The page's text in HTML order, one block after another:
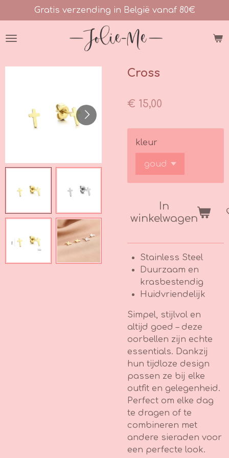
direct
naar
Gratis verzending in België vanaf 80€
Cross
€ 15,00
kleur
In
winkelwagen
Stainless Steel
Duurzaam en
krasbestendig
Huidvriendelijk
Simpel, stijlvol en
altijd goed – deze
oorbellen zijn echte
essentials. Dankzij
hun tijdloze design
passen ze bij elke
outfit en gelegenheid.
Perfect om elke dag
te dragen of te
combineren met
andere sieraden voor
een perfecte look.